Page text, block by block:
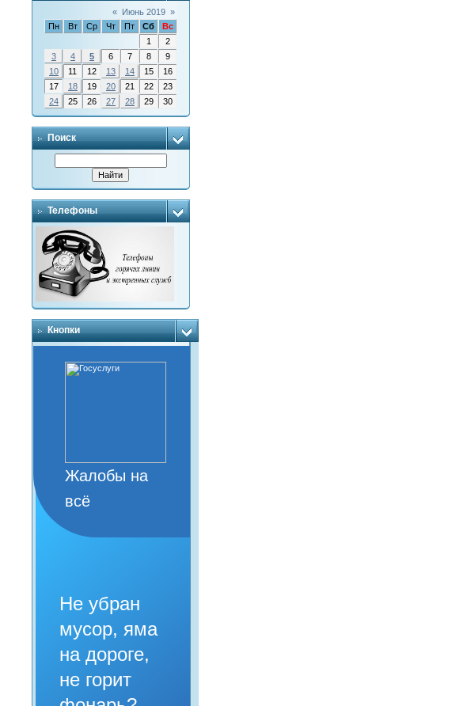
« Июнь 2019 »
Пн
Вт Ср Чт Пт Сб
Вс
1
2
3
4 5 6 7 8
9
10
11 12 13 14 15
16
17
18 19 20 21 22
23
24
25 26 27 28 29 30
Поиск
Телефоны
Кнопки
Жалобы на
всё
Не убран
мусор, яма
на дороге,
не горит